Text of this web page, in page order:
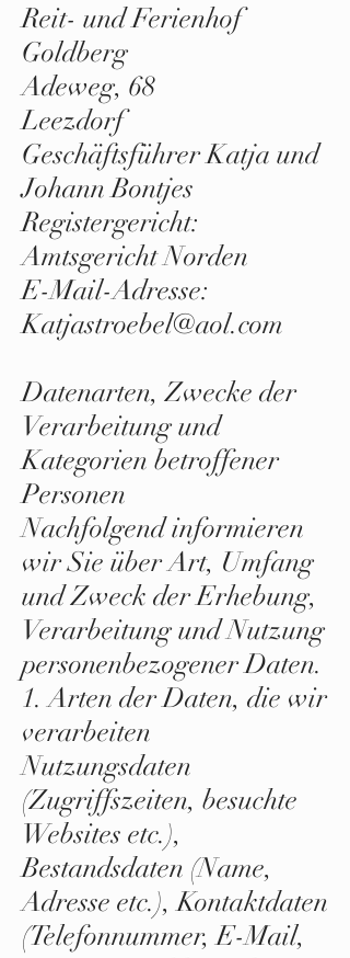
Reit- und Ferienhof
Goldberg
Adeweg, 68
Leezdorf
Geschäftsführer Katja und
Johann Bontjes
Registergericht:
Amtsgericht Norden
E-Mail-Adresse:
Katjastroebel@aol.com
Datenarten, Zwecke der
Verarbeitung und
Kategorien betroffener
Personen
Nachfolgend informieren
wir Sie über Art, Umfang
und Zweck der Erhebung,
Verarbeitung und Nutzung
personenbezogener Daten.
1. Arten der Daten, die wir
verarbeiten
Nutzungsdaten
(Zugriffszeiten, besuchte
Websites etc.),
Bestandsdaten (Name,
Adresse etc.), Kontaktdaten
(Telefonnummer, E-Mail,